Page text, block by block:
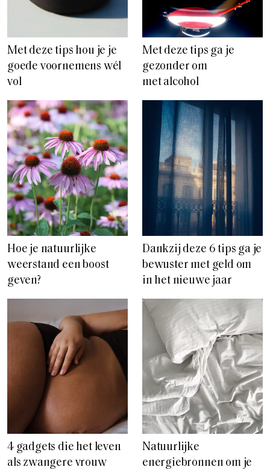
Met deze tips hou je je
goede voornemens wél
vol
Met deze tips ga je
gezonder om
met alcohol
Hoe je natuurlijke
weerstand een boost
geven?
Dankzij deze 6 tips ga je
bewuster met geld om
in het nieuwe jaar
4 gadgets die het leven
als zwangere vrouw
Natuurlijke
energiebronnen om je